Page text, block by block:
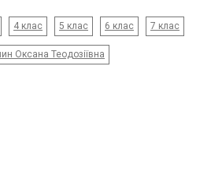
4 клас 5 клас 6 клас 7 клас
Оксана Теодозіївна